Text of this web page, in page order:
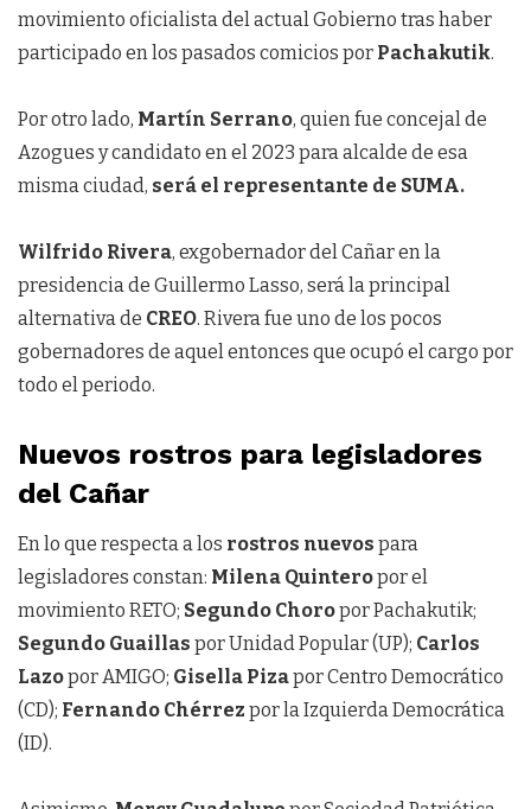
movimiento oficialista del actual Gobierno tras haber
participado en los pasados comicios por Pachakutik.
Por otro lado, Martín Serrano, quien fue concejal de
Azogues y candidato en el 2023 para alcalde de esa
misma ciudad, será el representante de SUMA.
Wilfrido Rivera, exgobernador del Cañar en la
presidencia de Guillermo Lasso, será la principal
alternativa de CREO. Rivera fue uno de los pocos
gobernadores de aquel entonces que ocupó el cargo por
todo el periodo.
Nuevos rostros para legisladores
del Cañar
En lo que respecta a los rostros nuevos para
legisladores constan: Milena Quinteropor el
movimiento RETO; Segundo Choropor Pachakutik;
Segundo Guaillas por Unidad Popular (UP); Carlos
Lazopor AMIGO; Gisella Pizapor Centro Democrático
(CD); Fernando Chérrez por la Izquierda Democrática
(ID).